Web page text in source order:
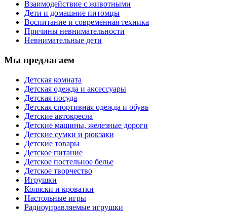
Взаимодействие с животными
Дети и домашние питомцы
Воспитание и современная техника
Причины невнимательности
Невнимательные дети
Мы предлагаем
Детская комната
Детская одежда и аксессуары
Детская посуда
Детская спортивная одежда и обувь
Детские автокресла
Детские машины, железные дороги
Детские сумки и рюкзаки
Детские товары
Детское питание
Детское постельное белье
Детское творчество
Игрушки
Коляски и кроватки
Настольные игры
Радиоуправляемые игрушки